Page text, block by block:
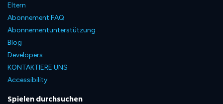
Eltern
Abonnement FAQ
Abonnementunterstützung
Blog
Developers
KONTAKTIERE UNS
Accessibility
Spielen durchsuchen